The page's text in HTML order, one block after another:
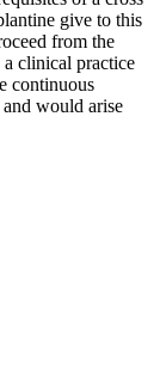
give to this
from the
clinical practice
continuous
would arise